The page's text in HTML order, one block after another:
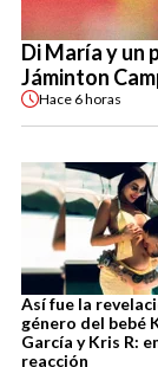
Di María y un
Jáminton
Hace 6 horas
Así fue la
género del bebé
García y Kris R:
reacción